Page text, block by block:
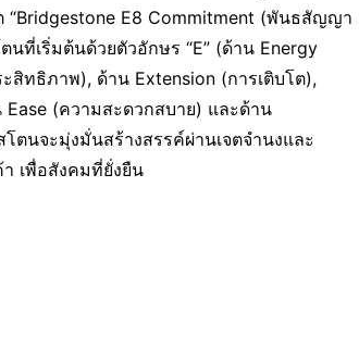
“Bridgestone E8 Commitment (พันธสัญญา
ที่เริ่มต้นด้วยตัวอักษร “E” (ด้าน Energy
ทธิภาพ), ด้าน Extension (การเติบโต),
(ความสะดวกสบาย) และด้าน
ตนจะมุ่งมั่นสร้างสรรค์ผ่านเจตจำนงและ
เพื่อสังคมที่ยั่งยืน